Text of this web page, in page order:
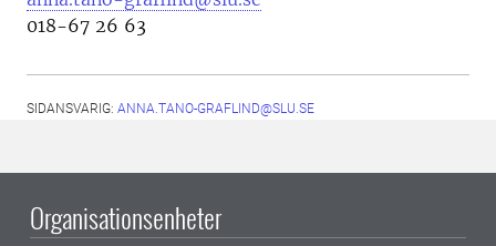
018-67 26 63
SIDANSVARIG: ANNA.TANO-GRAFLIND@SLU.SE
Organisationsenheter